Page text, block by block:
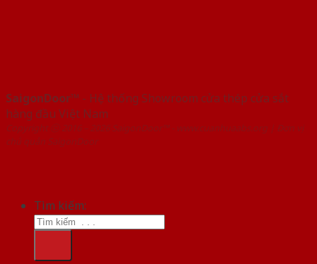
SaigonDoor™ - Hệ thống Showroom cửa thép cửa sắt
hàng đầu Việt Nam
Copyright ⓒ 2016 – 2026 SaigonDoor™ - www.cuanhuaabs.org | Đơn vị
chủ quản SaigonDoor
Tìm kiếm: